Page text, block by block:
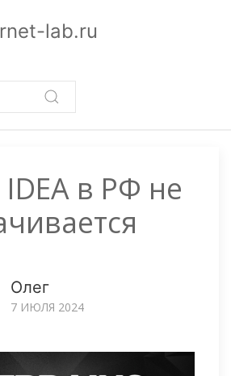
lab.ru
IDEA в РФ не
Олег
7 ИЮЛЯ 2024